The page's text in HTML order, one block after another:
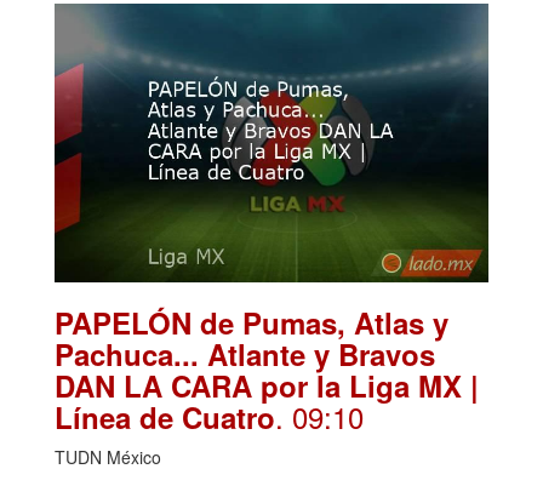
PAPELÓN de Pumas, Atlas y
Pachuca... Atlante y Bravos
DAN LA CARA por la Liga MX |
Línea de Cuatro. 09:10
TUDN México